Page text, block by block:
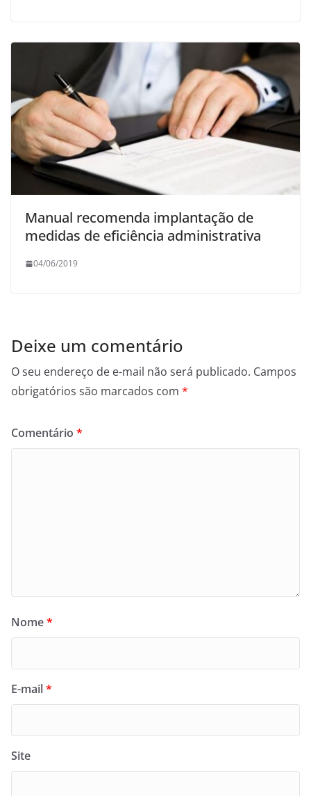
Manual recomenda implantação de
medidas de eficiência administrativa
04/06/2019
Deixe um comentário
O seu endereço de e-mail não será publicado. Campos
obrigatórios são marcados com *
Comentário *
Nome*
E-mail*
Site